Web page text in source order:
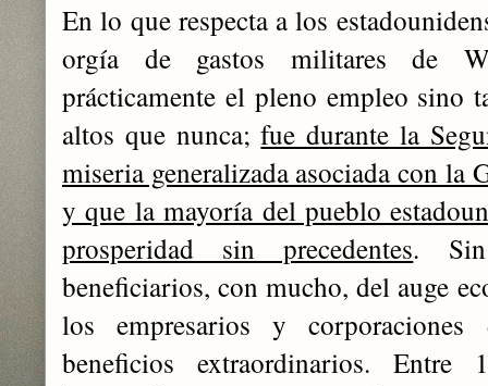
En lo que respecta a los
orgía de gastos militares de
prácticamente el pleno empleo sino
altos que nunca;fue durante la
miseria generalizada asociada con la
y que la mayoría del pueblo
prosperidad sin precedentes. Sin
beneficiarios, con mucho, del auge
los empresarios y
beneficios extraordinarios.